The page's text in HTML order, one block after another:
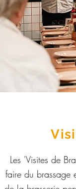
Les 'Visites de
faire du brassage